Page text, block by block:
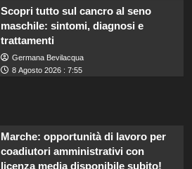
Scopri tutto sul cancro al seno
maschile: sintomi, diagnosi e
trattamenti
Germana Bevilacqua
8 Agosto 2026 : 7:55
Marche: opportunità di lavoro per
coadiutori amministrativi con
licenza media disponibile subito!